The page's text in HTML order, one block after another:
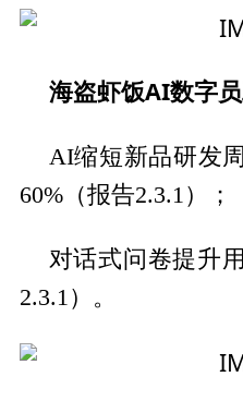
海盗虾饭AI数字
AI缩短新品研发
60%（报告2.3.1）；
对话式问卷提升
2.3.1）。